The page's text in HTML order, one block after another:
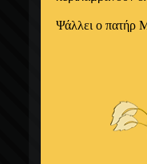
Ψάλλει ο πατήρ